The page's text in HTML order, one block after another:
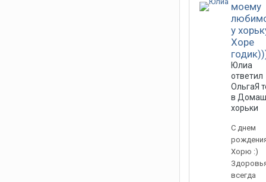
моему
у
Хоре
Юлиа
ответил
ОльгаЯ
в
хорьки
С днем
Хорю :)
всегда